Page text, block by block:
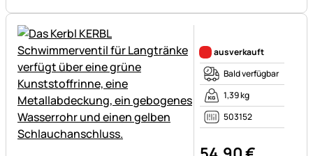
ausverkauft
Bald verfügbar
1,39 kg
503152